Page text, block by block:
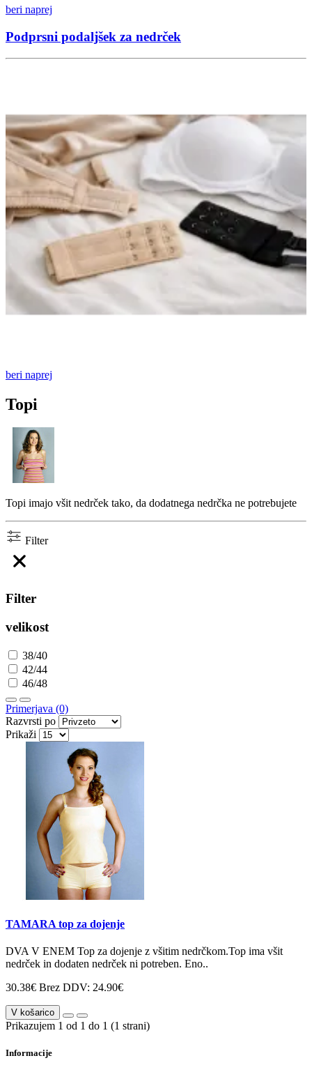
beri naprej
Podprsni podaljšek za nedrček
beri naprej
Topi
Topi imajo všit nedrček tako, da dodatnega nedrčka ne potrebujete
Filter
Filter
velikost
38/40
42/44
46/48
Primerjava (0)
Razvrsti po
Prikaži
TAMARA top za dojenje
DVA V ENEM Top za dojenje z všitim nedrčkom.Top ima všit
nedrček in dodaten nedrček ni potreben. Eno..
30.38€ Brez DDV: 24.90€
V košarico
Prikazujem 1 od 1 do 1 (1 strani)
Informacije